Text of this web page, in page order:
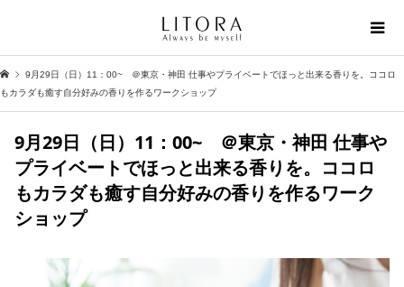
9月29日（日）11：00~ ＠東京・神田 仕事やプライベートでほっと出来る香りを。ココロ
もカラダも癒す自分好みの香りを作るワークショップ
9月29日（日）11：00~ ＠東京・神田 仕事や
プライベートでほっと出来る香りを。ココロ
もカラダも癒す自分好みの香りを作るワーク
ショップ